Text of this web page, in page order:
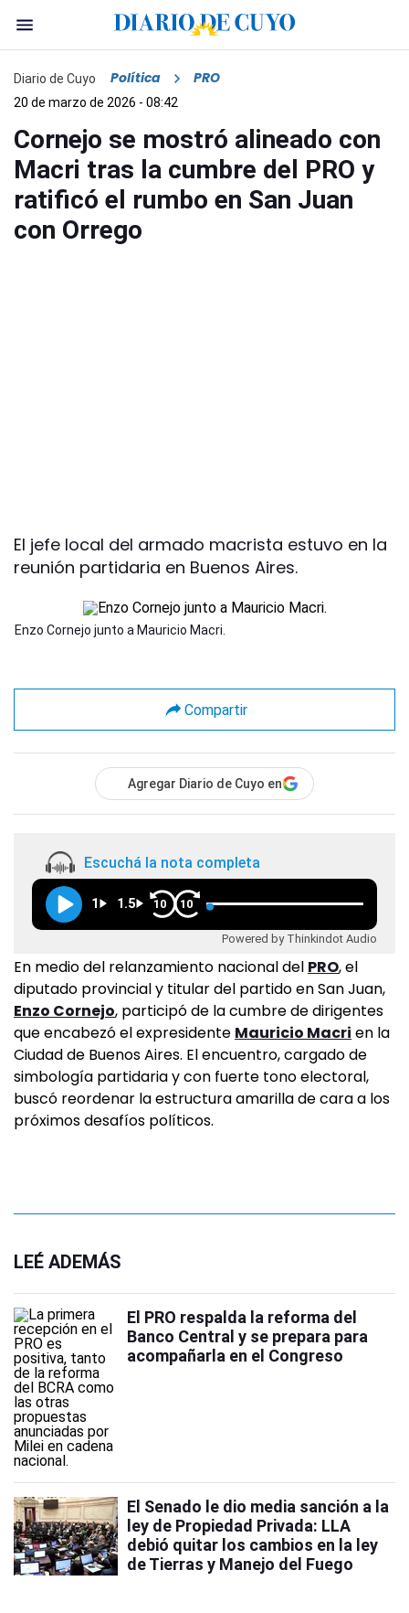
Diario de Cuyo Política PRO
20 de marzo de 2026 - 08:42
Cornejo se mostró alineado con
Macri tras la cumbre del PRO y
ratificó el rumbo en San Juan
con Orrego
El jefe local del armado macrista estuvo en la
reunión partidaria en Buenos Aires.
Enzo Cornejo junto a Mauricio Macri.
Compartir
Agregar Diario de Cuyo en
Escuchá la nota completa
1 1.5 10 10
Powered by Thinkindot Audio
En medio del relanzamiento nacional del PRO, el
diputado provincial y titular del partido en San Juan,
Enzo Cornejo, participó de la cumbre de dirigentes
que encabezó el expresidente Mauricio Macri en la
Ciudad de Buenos Aires. El encuentro, cargado de
simbología partidaria y con fuerte tono electoral,
buscó reordenar la estructura amarilla de cara a los
próximos desafíos políticos.
LEÉ ADEMÁS
El PRO respalda la reforma del
Banco Central y se prepara para
acompañarla en el Congreso
El Senado le dio media sanción a la
ley de Propiedad Privada: LLA
debió quitar los cambios en la ley
de Tierras y Manejo del Fuego